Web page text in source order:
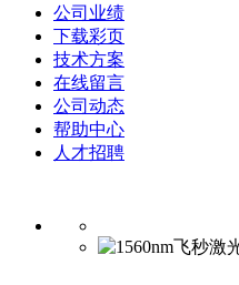
公司业绩
下载彩页
技术方案
在线留言
公司动态
帮助中心
人才招聘